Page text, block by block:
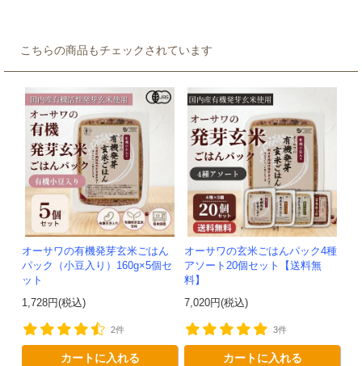
こちらの商品もチェックされています
オーサワの有機発芽玄米ごはん
パック（小豆入り）160g×5個セ
ット
1,728円(税込)
2件
カートに入れる
オーサワの玄米ごはんパック4種
アソート20個セット【送料無
料】
7,020円(税込)
3件
カートに入れる